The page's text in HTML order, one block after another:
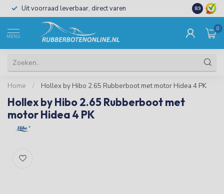
Uit voorraad leverbaar, direct varen Al 15 jaar
8.9
MENU
0
Home / Hollex by Hibo 2.65 Rubberboot met motor Hidea 4 PK
Hollex by Hibo 2.65 Rubberboot met
motor Hidea 4 PK